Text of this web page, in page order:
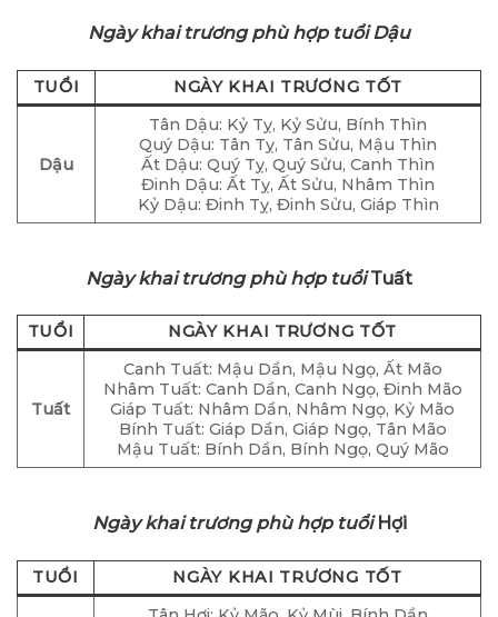
Ngày khai trương phù hợp tuổi Dậu
TUỔI NGÀY KHAI TRƯƠNG TỐT
Dậu
Tân Dậu: Kỷ Tỵ, Kỷ Sửu, Bính Thìn
Quý Dậu: Tân Tỵ, Tân Sửu, Mậu Thìn
Ất Dậu: Quý Tỵ, Quý Sửu, Canh Thìn
Đinh Dậu: Ất Tỵ, Ất Sửu, Nhâm Thìn
Kỷ Dậu: Đinh Tỵ, Đinh Sửu, Giáp Thìn
Ngày khai trương phù hợp tuổiTuất
TUỔI NGÀY KHAI TRƯƠNG TỐT
Tuất
Canh Tuất: Mậu Dần, Mậu Ngọ, Ất Mão
Nhâm Tuất: Canh Dần, Canh Ngọ, Đinh Mão
Giáp Tuất: Nhâm Dần, Nhâm Ngọ, Kỷ Mão
Bính Tuất: Giáp Dần, Giáp Ngọ, Tân Mão
Mậu Tuất: Bính Dần, Bính Ngọ, Quý Mão
Ngày khai trương phù hợp tuổiHợi
TUỔI
NGÀY KHAI TRƯƠNG TỐT